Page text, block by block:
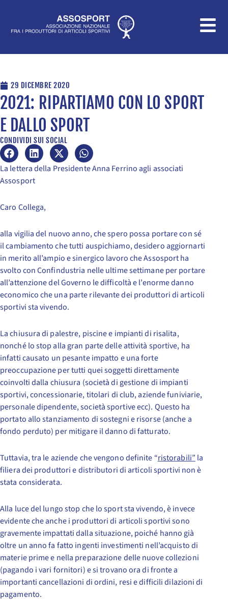
contenuto
29 DICEMBRE 2020
2021: RIPARTIAMO CON LO SPORT
E DALLO SPORT
CONDIVIDI SUI SOCIAL
La lettera della Presidente Anna Ferrino agli associati
Assosport
Caro Collega,
alla vigilia del nuovo anno, che spero possa portare con sé
il cambiamento che tutti auspichiamo, desidero aggiornarti
in merito all’ampio e sinergico lavoro che Assosport ha
svolto con Confindustria nelle ultime settimane per portare
all’attenzione del Governo le difficoltà e l’enorme danno
economico che una parte rilevante dei produttori di articoli
sportivi sta vivendo.
La chiusura di palestre, piscine e impianti di risalita,
nonché lo stop alla gran parte delle attività sportive, ha
infatti causato un pesante impatto e una forte
preoccupazione per tutti quei soggetti direttamente
coinvolti dalla chiusura (società di gestione di impianti
sportivi, concessionarie, titolari di club, aziende funiviarie,
personale dipendente, società sportive ecc). Questo ha
portato allo stanziamento di sostegni e risorse (anche a
fondo perduto) per mitigare il danno di fatturato.
Tuttavia, tra le aziende che vengono definite “ristorabili” la
filiera dei produttori e distributori di articoli sportivi non è
stata considerata.
Alla luce del lungo stop che lo sport sta vivendo, è invece
evidente che anche i produttori di articoli sportivi sono
gravemente impattati dalla situazione, poiché hanno già
oltre un anno fa fatto ingenti investimenti nell’acquisto di
materie prime e nella preparazione delle nuove collezioni
(pagando i vari fornitori) e si trovano ora di fronte a
importanti cancellazioni di ordini, resi e difficili dilazioni di
pagamento.